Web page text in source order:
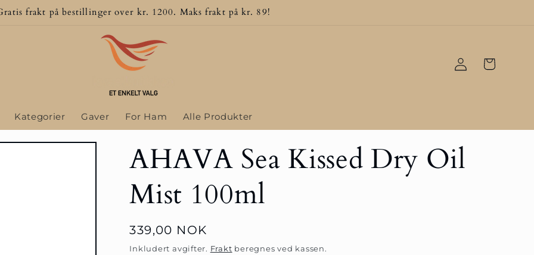
frakt på bestillinger over kr. 1200. Maks frakt på kr. 89!
Kategorier Gaver For Ham Alle Produkter
Logg
inn
Handlekurv
AHAVA Sea Kissed Dry Oil
Mist 100ml
Vanlig
pris
339,00 NOK
Inkludert avgifter. Frakt beregnes ved kassen.